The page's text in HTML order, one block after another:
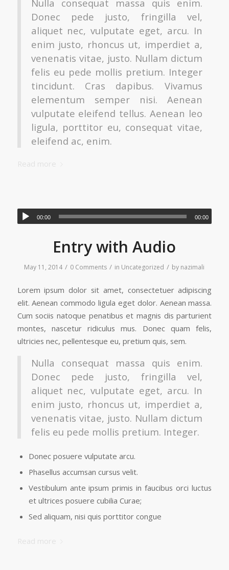
Nulla consequat massa quis enim.
Donec pede justo, fringilla vel,
aliquet nec, vulputate eget, arcu. In
enim justo, rhoncus ut, imperdiet a,
venenatis vitae, justo. Nullam dictum
felis eu pede mollis pretium. Integer
tincidunt. Cras dapibus. Vivamus
elementum semper nisi. Aenean
vulputate eleifend tellus. Aenean leo
ligula, porttitor eu, consequat vitae,
eleifend ac, enim.
00:00 00:00
Entry with Audio
May 11, 2014 / 0 Comments / in Uncategorized / by nazimali
Lorem ipsum dolor sit amet, consectetuer adipiscing
elit. Aenean commodo ligula eget dolor. Aenean massa.
Cum sociis natoque penatibus et magnis dis parturient
montes, nascetur ridiculus mus. Donec quam felis,
ultricies nec, pellentesque eu, pretium quis, sem.
Nulla consequat massa quis enim.
Donec pede justo, fringilla vel,
aliquet nec, vulputate eget, arcu. In
enim justo, rhoncus ut, imperdiet a,
venenatis vitae, justo. Nullam dictum
felis eu pede mollis pretium. Integer.
Donec posuere vulputate arcu.
Phasellus accumsan cursus velit.
Vestibulum ante ipsum primis in faucibus orci luctus
et ultrices posuere cubilia Curae;
Sed aliquam, nisi quis porttitor congue